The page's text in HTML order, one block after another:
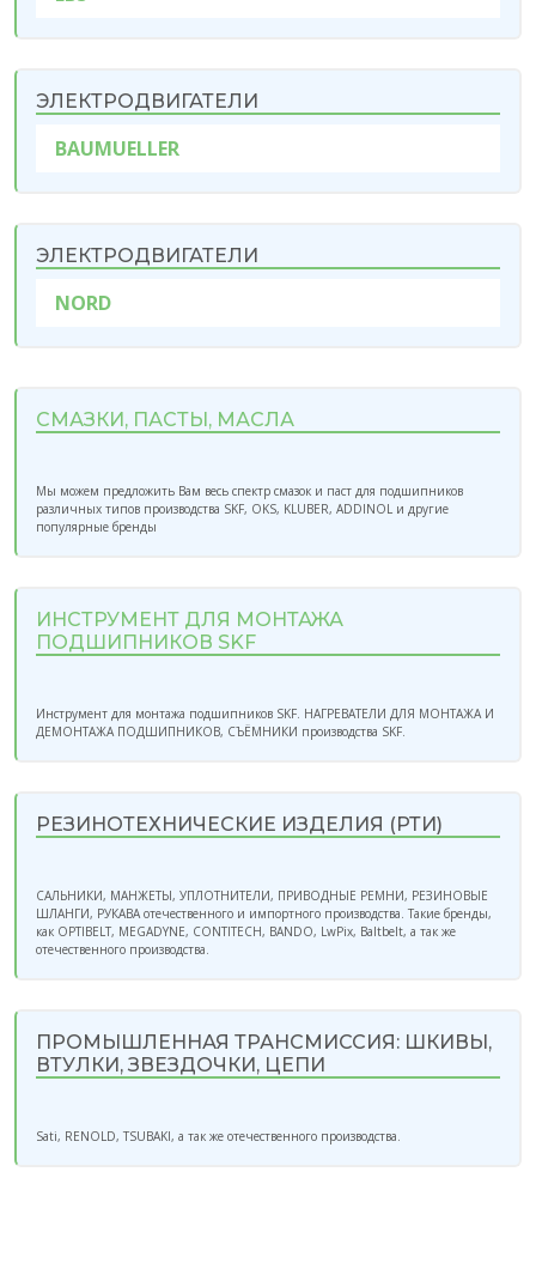
ЭЛЕКТРОДВИГАТЕЛИ
BAUMUELLER
ЭЛЕКТРОДВИГАТЕЛИ
NORD
СМАЗКИ, ПАСТЫ, МАСЛА
Мы можем предложить Вам весь спектр смазок и паст для подшипников
различных типов производства SKF, OKS, KLUBER, ADDINOL и другие
популярные бренды
ИНСТРУМЕНТ ДЛЯ МОНТАЖА
ПОДШИПНИКОВ SKF
Инструмент для монтажа подшипников SKF. НАГРЕВАТЕЛИ ДЛЯ МОНТАЖА И
ДЕМОНТАЖА ПОДШИПНИКОВ, СЪЁМНИКИ производства SKF.
РЕЗИНОТЕХНИЧЕСКИЕ ИЗДЕЛИЯ (РТИ)
САЛЬНИКИ, МАНЖЕТЫ, УПЛОТНИТЕЛИ, ПРИВОДНЫЕ РЕМНИ, РЕЗИНОВЫЕ
ШЛАНГИ, РУКАВА отечественного и импортного производства. Такие бренды,
как OPTIBELT, MEGADYNE, CONTITECH, BANDO, LwPix, Baltbelt, а так же
отечественного производства.
ПРОМЫШЛЕННАЯ ТРАНСМИССИЯ: ШКИВЫ,
ВТУЛКИ, ЗВЕЗДОЧКИ, ЦЕПИ
Sati, RENOLD, TSUBAKI, а так же отечественного производства.